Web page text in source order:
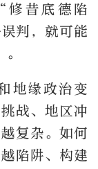
修昔底德陷
判，就可能
地缘政治变
战、地区冲
复杂。如何
陷阱、构建